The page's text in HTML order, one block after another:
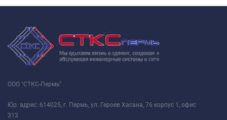
ООО "СТКС-Пермь"
Юр. адрес: 614025, г. Пермь, ул. Героев Хасана, 76 корпус 1, офис
313